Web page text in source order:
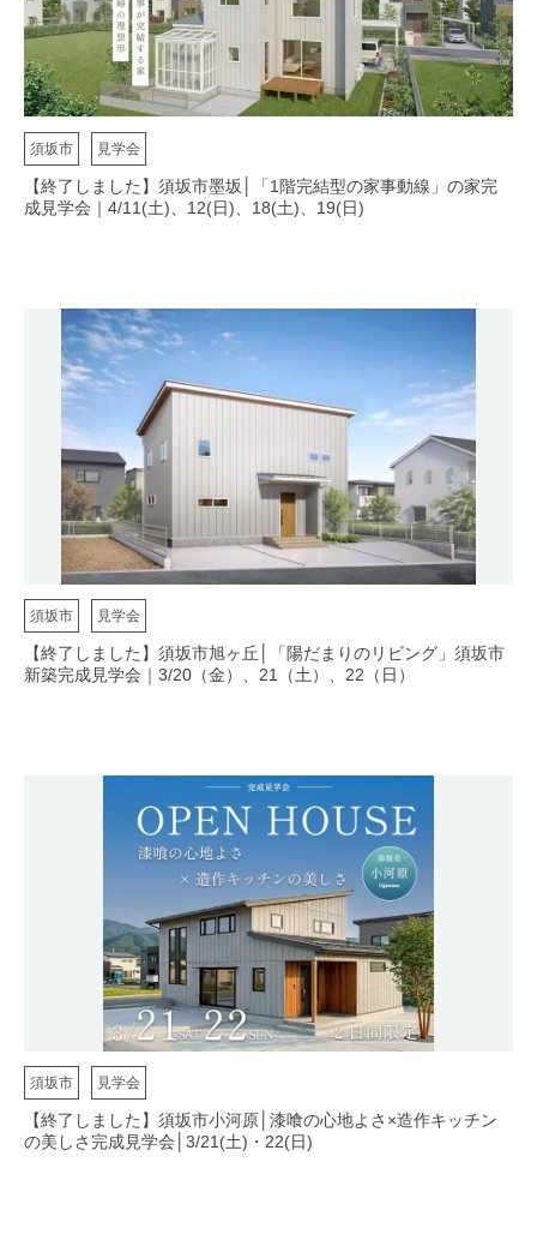
須坂市 見学会
【終了しました】須坂市墨坂│「1階完結型の家事動線」の家完
成見学会｜4/11(土)、12(日)、18(土)、19(日)
須坂市 見学会
【終了しました】須坂市旭ヶ丘│「陽だまりのリビング」須坂市
新築完成見学会｜3/20（金）、21（土）、22（日）
須坂市 見学会
【終了しました】須坂市小河原│漆喰の心地よさ×造作キッチン
の美しさ完成見学会│3/21(土)・22(日)